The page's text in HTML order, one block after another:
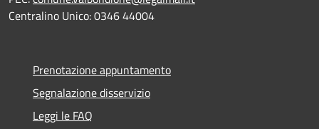
Centralino Unico: 0346 44004
Prenotazione appuntamento
Segnalazione disservizio
Leggi le FAQ